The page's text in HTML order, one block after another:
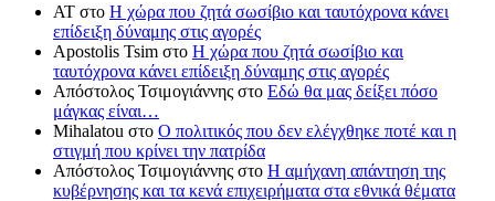
ΑΤ στο Η χώρα που ζητά σωσίβιο και ταυτόχρονα κάνει
επίδειξη δύναμης στις αγορές
Apostolis Tsim στο Η χώρα που ζητά σωσίβιο και
ταυτόχρονα κάνει επίδειξη δύναμης στις αγορές
Απόστολος Τσιμογιάννης στο Εδώ θα μας δείξει πόσο
μάγκας είναι…
Mihalatou στο Ο πολιτικός που δεν ελέγχθηκε ποτέ και η
στιγμή που κρίνει την πατρίδα
Απόστολος Τσιμογιάννης στο Η αμήχανη απάντηση της
κυβέρνησης και τα κενά επιχειρήματα στα εθνικά θέματα